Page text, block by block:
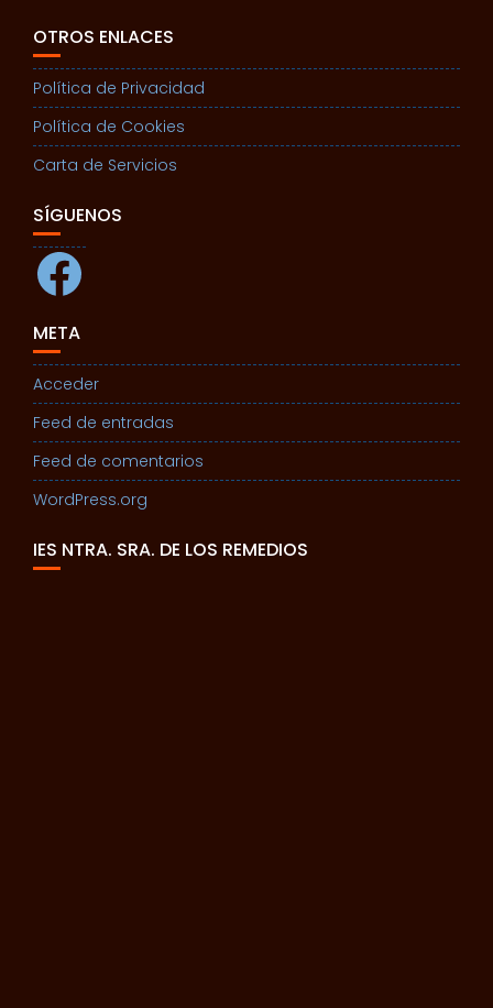
OTROS ENLACES
Política de Privacidad
Política de Cookies
Carta de Servicios
SÍGUENOS
Facebook
META
Acceder
Feed de entradas
Feed de comentarios
WordPress.org
IES NTRA. SRA. DE LOS REMEDIOS